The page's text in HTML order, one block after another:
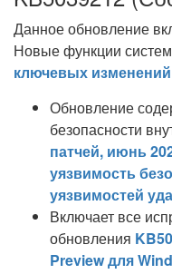
Данное обновление
Новые функции
ключевых изменений
Обновление
безопасности
патчей, июнь
уязвимость
уязвимостей
Включает все
обновления
Preview для